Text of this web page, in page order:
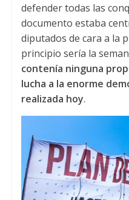
defender todas las
documento estaba
diputados de cara a la
principio sería la
contenía ninguna
lucha a la enorme
realizada hoy.